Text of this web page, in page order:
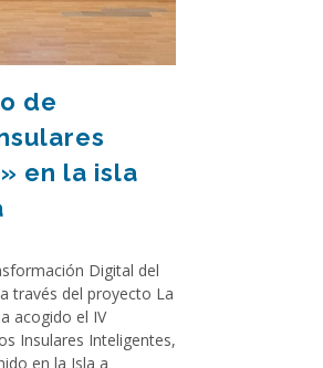
de
en la isla
Digital del
través del proyecto La
acogido el IV
Insulares Inteligentes,
en la Isla a